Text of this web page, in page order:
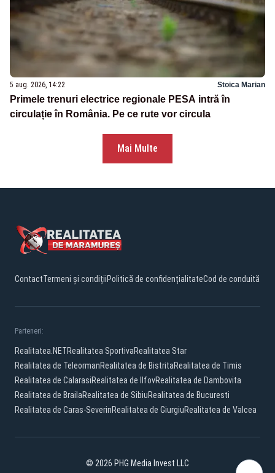
5 aug. 2026, 14:22 Stoica Marian
Primele trenuri electrice regionale PESA intră în
circulație în România. Pe ce rute vor circula
Mai Multe
ContactTermeni și condițiiPolitică de confidențialitateCod de conduită
Parteneri:
Realitatea.NETRealitatea SportivaRealitatea Star
Realitatea de TeleormanRealitatea de BistritaRealitatea de Timis
Realitatea de CalarasiRealitatea de IlfovRealitatea de Dambovita
Realitatea de BrailaRealitatea de SibiuRealitatea de Bucuresti
Realitatea de Caras-SeverinRealitatea de GiurgiuRealitatea de Valcea
© 2026 PHG Media Invest LLC